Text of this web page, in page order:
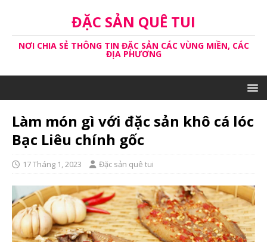
ĐẶC SẢN QUÊ TUI
NƠI CHIA SẺ THÔNG TIN ĐẶC SẢN CÁC VÙNG MIỀN, CÁC
ĐỊA PHƯƠNG
Làm món gì với đặc sản khô cá lóc
Bạc Liêu chính gốc
17 Tháng 1, 2023 Đặc sản quê tui